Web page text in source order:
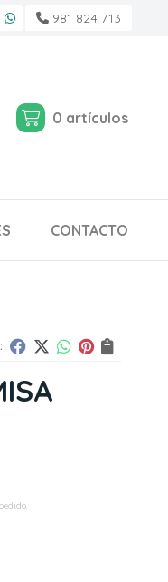
981 824 713
0 artículos
CONTACTO